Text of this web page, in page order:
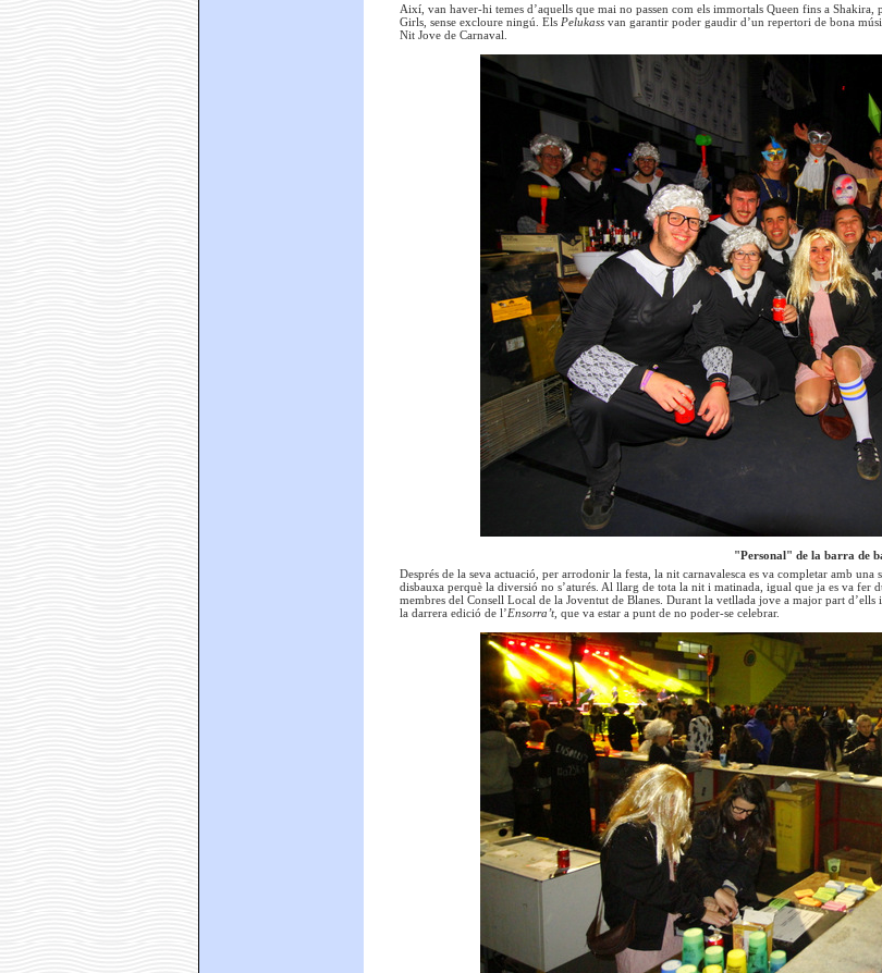
Així, van haver-hi temes d’aquells que mai no passen com els immortals Queen fins a
Girls, sense excloure ningú. Els Pelukass van garantir poder gaudir d’un repertori de bona
Nit Jove de Carnaval.
"Personal" de la barra de
Després de la seva actuació, per arrodonir la festa, la nit carnavalesca es va completar amb
disbauxa perquè la diversió no s’aturés. Al llarg de tota la nit i matinada, igual que ja es va fer
membres del Consell Local de la Joventut de Blanes. Durant la vetllada jove a major part d’ells
la darrera edició de l’Ensorra’t, que va estar a punt de no poder-se celebrar.